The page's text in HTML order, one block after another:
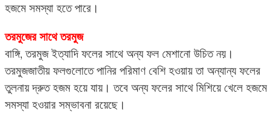
হজমে সমস্যা হতে পারে।
তরমুজের সাথে তরমুজ
বাঙ্গি, তরমুজ ইত্যাদি ফলের সাথে অন্য ফল মেশানো উচিত নয়।
তরমুজজাতীয় ফলগুলোতে পানির পরিমাণ বেশি হওয়ায় তা অন্যান্য ফলের
তুলনায় দ্রুত হজম হয়ে যায়। তবে অন্য ফলের সাথে মিশিয়ে খেলে হজমে
সমস্যা হওয়ার সম্ভাবনা রয়েছে।